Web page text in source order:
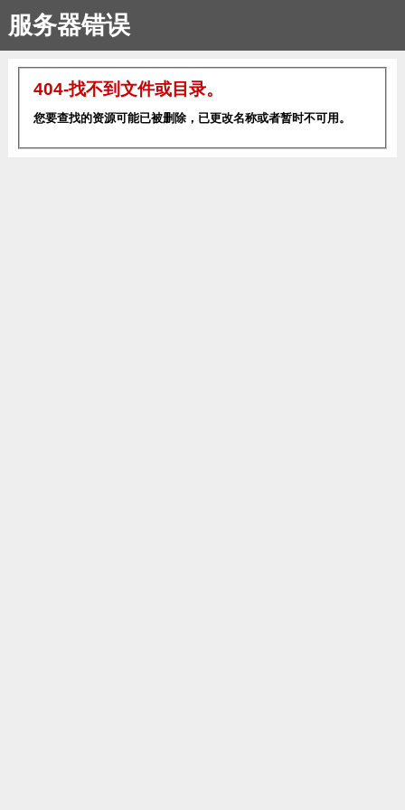
服务器错误
404-找不到文件或目录。
您要查找的资源可能已被删除，已更改名称或者暂时不可用。